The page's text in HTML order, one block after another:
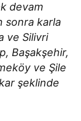
devam
sonra karla
ve Silivri
Başakşehir,
ve Şile
şeklinde